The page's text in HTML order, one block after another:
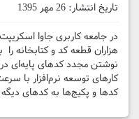
تاریخ انتشار: 26 مهر 1395
در جامعه کاربری جاوا
هزاران قطعه کد و کتابخانه
نوشتن مجدد کدهای پایه‌ای
کارهای توسعه نرم‌افزار با
کد‌ها و پکیج‌ها به کدهای